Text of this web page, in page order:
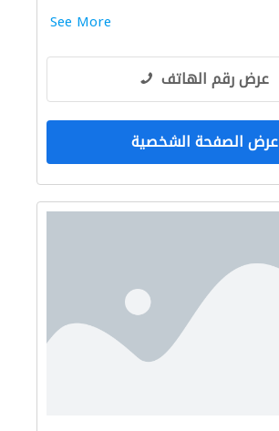
See More
عرض رقم الهاتف
عرض الصفحة الشخصية